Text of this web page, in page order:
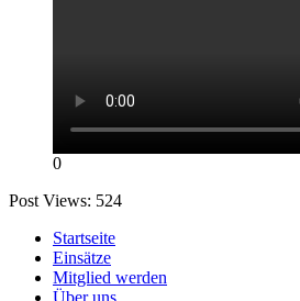
0
Post Views: 524
Startseite
Einsätze
Mitglied werden
Über uns